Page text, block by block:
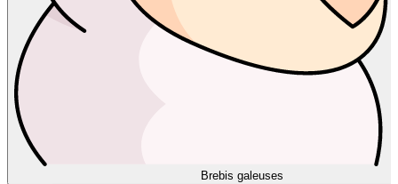
Brebis galeuses